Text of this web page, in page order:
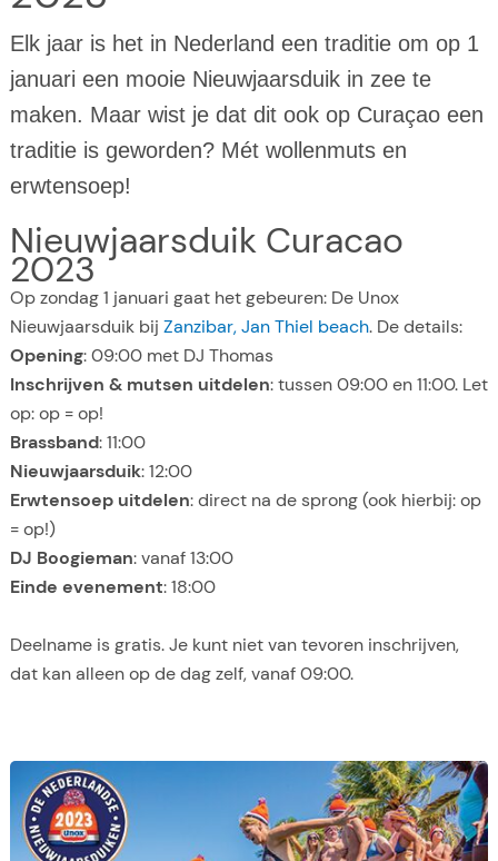
Elk jaar is het in Nederland een traditie om op 1
januari een mooie Nieuwjaarsduik in zee te
maken. Maar wist je dat dit ook op Curaçao een
traditie is geworden? Mét wollenmuts en
erwtensoep!
Nieuwjaarsduik Curacao
2023
Op zondag 1 januari gaat het gebeuren: De Unox
Nieuwjaarsduik bij Zanzibar, Jan Thiel beach. De details:
Opening: 09:00 met DJ Thomas
Inschrijven & mutsen uitdelen: tussen 09:00 en 11:00. Let
op: op = op!
Brassband: 11:00
Nieuwjaarsduik: 12:00
Erwtensoep uitdelen: direct na de sprong (ook hierbij: op
= op!)
DJ Boogieman: vanaf 13:00
Einde evenement: 18:00
Deelname is gratis. Je kunt niet van tevoren inschrijven,
dat kan alleen op de dag zelf, vanaf 09:00.